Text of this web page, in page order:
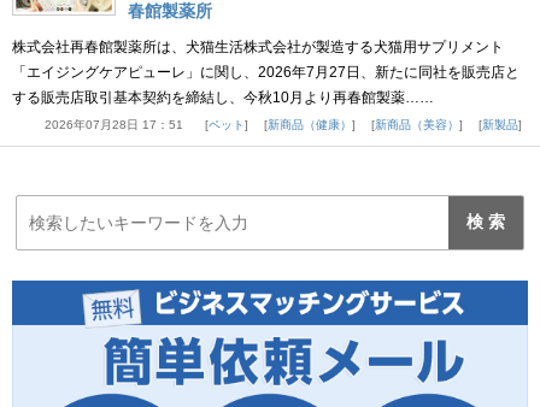
春館製薬所
株式会社再春館製薬所は、犬猫生活株式会社が製造する犬猫用サプリメント
「エイジングケアピューレ」に関し、2026年7月27日、新たに同社を販売店と
する販売店取引基本契約を締結し、今秋10月より再春館製薬……
2026年07月28日 17：51 ペット 新商品（健康） 新商品（美容） 新製品